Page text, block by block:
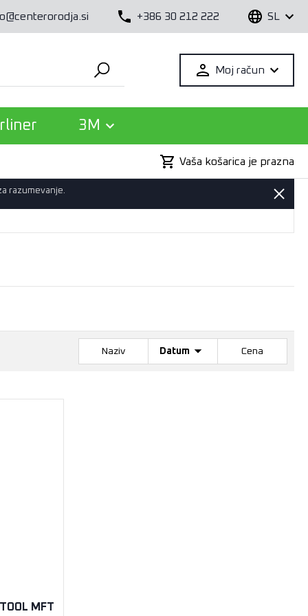
+386 30 212 222 SL
Moj račun
3M
Vaša košarica je prazna
razumevanje.
Naziv Datum Cena
MFT